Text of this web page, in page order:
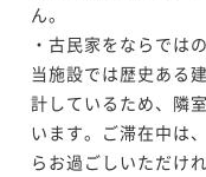
ん。
・古民家をならでは
当施設では歴史ある
計しているため、隣
います。ご滞在中は
らお過ごしいただけ